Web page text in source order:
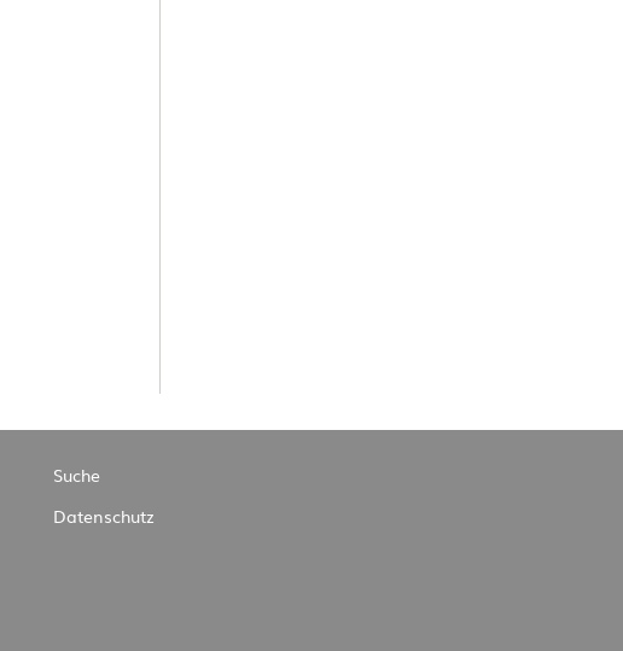
Suche
Datenschutz